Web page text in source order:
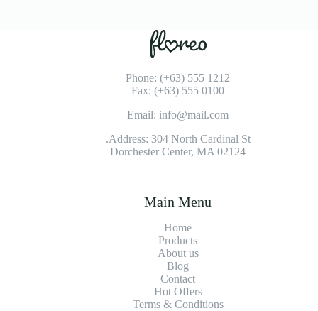
Phone: (+63) 555 1212
Fax: (+63) 555 0100
Email: info@mail.com
Address: 304 North Cardinal St.
Dorchester Center, MA 02124
Main Menu
Home
Products
About us
Blog
Contact
Hot Offers
Terms & Conditions